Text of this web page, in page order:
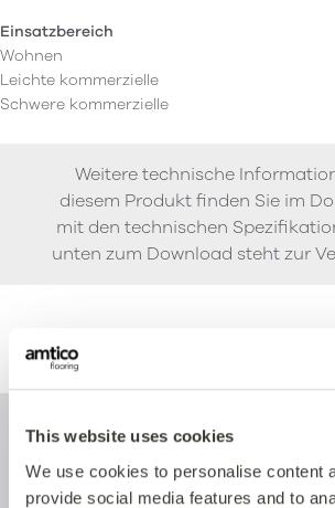
This website uses cookies
We use cookies to personalise content
provide social media features and to
Einsatzbereich
Wohnen
Leichte kommerzielle
Schwere kommerzielle
Weitere technische
diesem Produkt finden Sie im
mit den technischen
unten zum Download steht zur